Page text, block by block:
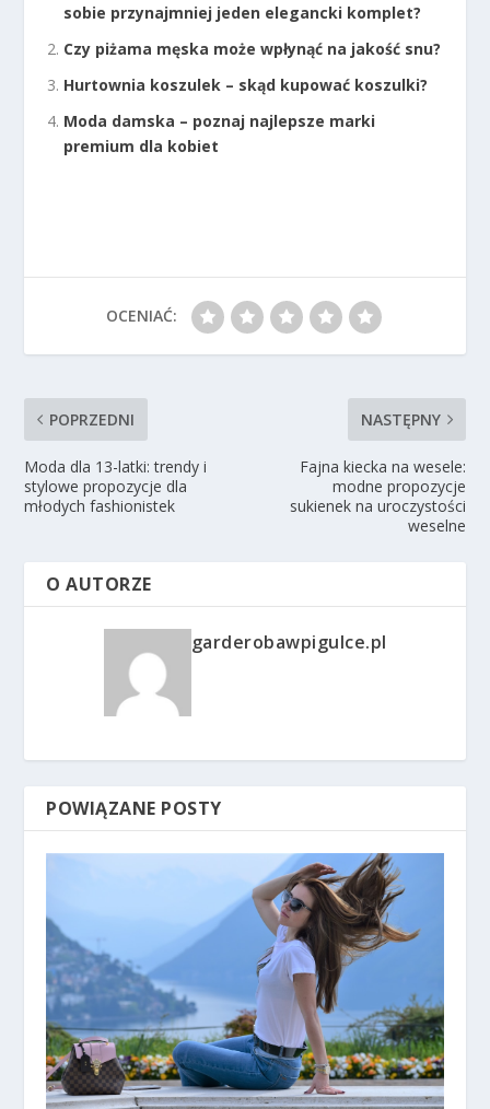
sobie przynajmniej jeden elegancki komplet?
Czy piżama męska może wpłynąć na jakość snu?
Hurtownia koszulek – skąd kupować koszulki?
Moda damska – poznaj najlepsze marki
premium dla kobiet
OCENIAĆ:
POPRZEDNI
Moda dla 13-latki: trendy i
stylowe propozycje dla
młodych fashionistek
NASTĘPNY
Fajna kiecka na wesele:
modne propozycje
sukienek na uroczystości
weselne
O AUTORZE
garderobawpigulce.pl
POWIĄZANE POSTY